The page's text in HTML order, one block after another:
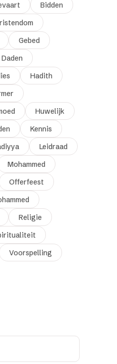
Bidden
Gebed
Hadith
Huwelijk
Kennis
Leidraad
Mohammed
Offerfeest
Religie
Voorspelling